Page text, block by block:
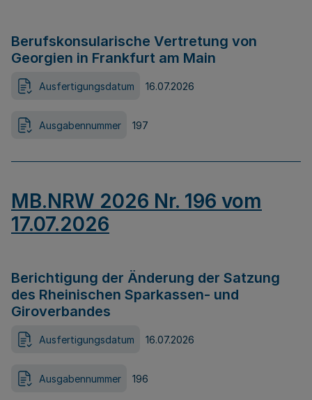
Berufskonsularische Vertretung von
Georgien in Frankfurt am Main
Ausfertigungsdatum 16.07.2026
Ausgabennummer 197
MB.NRW 2026 Nr. 196 vom
17.07.2026
Berichtigung der Änderung der Satzung
des Rheinischen Sparkassen- und
Giroverbandes
Ausfertigungsdatum 16.07.2026
Ausgabennummer 196